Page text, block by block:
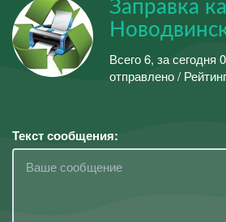
Заправка
Всего 6, за сегодня
отправлено /
Текст сообщения: